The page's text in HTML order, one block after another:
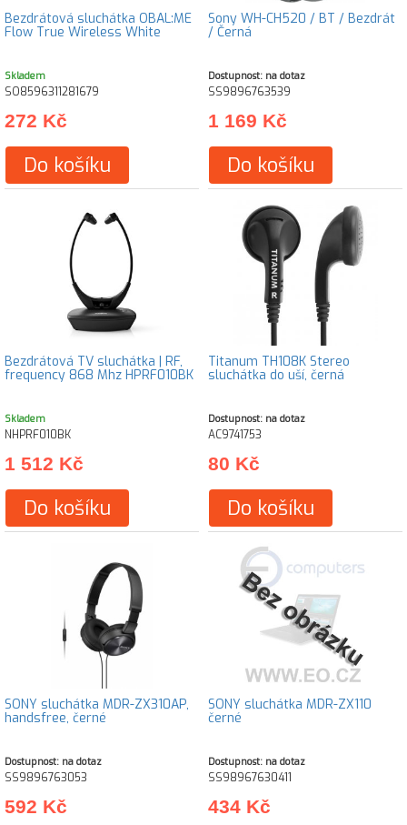
Bezdrátová sluchátka OBAL:ME
Flow True Wireless White
Skladem
SO8596311281679
272 Kč
Do košíku
Sony WH-CH520 / BT / Bezdrát
/ Černá
Dostupnost: na dotaz
SS9896763539
1 169 Kč
Do košíku
Bezdrátová TV sluchátka | RF,
frequency 868 Mhz HPRF010BK
Skladem
NHPRF010BK
1 512 Kč
Do košíku
Titanum TH108K Stereo
sluchátka do uší, černá
Dostupnost: na dotaz
AC9741753
80 Kč
Do košíku
SONY sluchátka MDR-ZX310AP,
handsfree, černé
Dostupnost: na dotaz
SS9896763053
592 Kč
SONY sluchátka MDR-ZX110
černé
Dostupnost: na dotaz
SS98967630411
434 Kč